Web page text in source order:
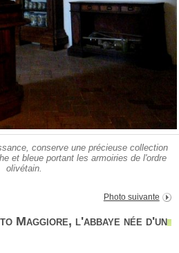
conserve une précieuse collection
et bleue portant les armoiries de l'ordre
olivétain.
Photo suivante
Maggiore, l'abbaye née d'un